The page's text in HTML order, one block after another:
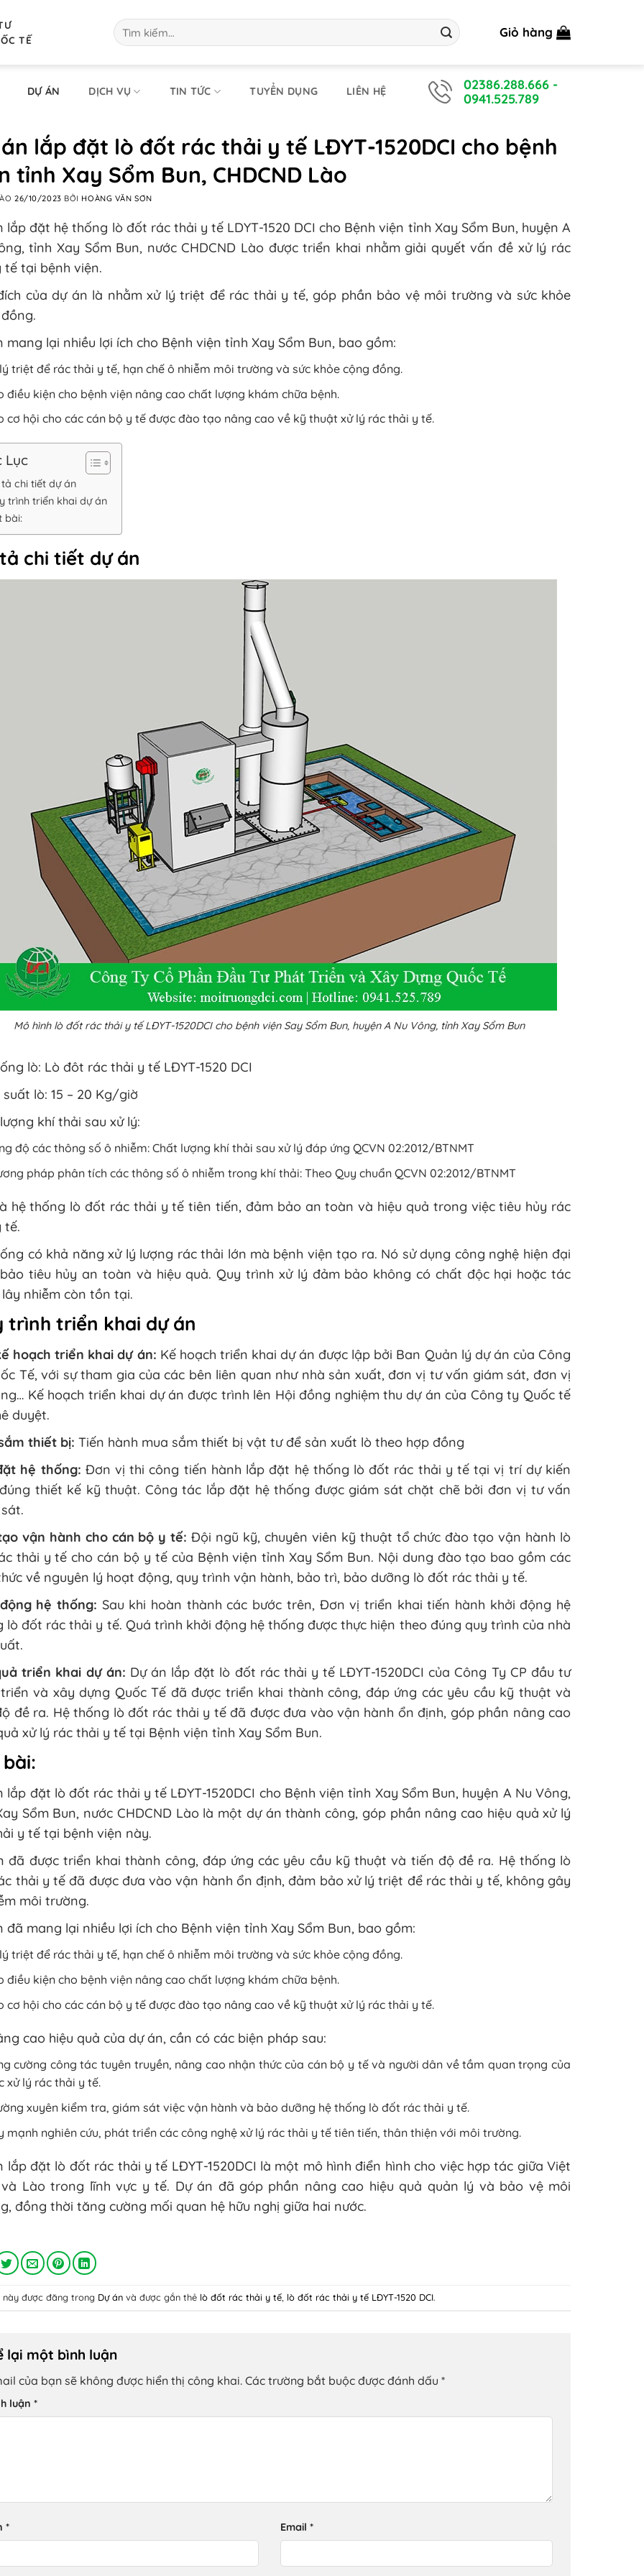
TẾ
Tìm
kiếm:
Giỏ hàng
DỰ ÁN DỊCH VỤ TIN TỨC TUYỂN DỤNG LIÊN HỆ 02386.288.666 -
0941.525.789
lắp đặt lò đốt rác thải y tế LĐYT-1520DCI cho bệnh
tỉnh Xay Sổm Bun, CHDCND Lào
26/10/2023 BỞI HOÀNG VĂN SƠN
lắp đặt hệ thống lò đốt rác thải y tế LDYT-1520 DCI cho Bệnh viện tỉnh Xay Sổm Bun, huyện A
tỉnh Xay Sổm Bun, nước CHDCND Lào được triển khai nhằm giải quyết vấn đề xử lý rác
tế tại bệnh viện.
của dự án là nhằm xử lý triệt để rác thải y tế, góp phần bảo vệ môi trường và sức khỏe
mang lại nhiều lợi ích cho Bệnh viện tỉnh Xay Sổm Bun, bao gồm:
triệt để rác thải y tế, hạn chế ô nhiễm môi trường và sức khỏe cộng đồng.
điều kiện cho bệnh viện nâng cao chất lượng khám chữa bệnh.
cơ hội cho các cán bộ y tế được đào tạo nâng cao về kỹ thuật xử lý rác thải y tế.
Lục
chi tiết dự án
trình triển khai dự án
bài:
chi tiết dự án
Mô hình lò đốt rác thải y tế LĐYT-1520DCI cho bệnh viện Say Sổm Bun, huyện A Nu Vông, tỉnh Xay Sổm Bun
lò: Lò đôt rác thải y tế LĐYT-1520 DCI
suất lò: 15 – 20 Kg/giờ
khí thải sau xử lý:
độ các thông số ô nhiễm: Chất lượng khí thải sau xử lý đáp ứng QCVN 02:2012/BTNMT
pháp phân tích các thông số ô nhiễm trong khí thải: Theo Quy chuẩn QCVN 02:2012/BTNMT
hệ thống lò đốt rác thải y tế tiên tiến, đảm bảo an toàn và hiệu quả trong việc tiêu hủy rác
tế.
có khả năng xử lý lượng rác thải lớn mà bệnh viện tạo ra. Nó sử dụng công nghệ hiện đại
tiêu hủy an toàn và hiệu quả. Quy trình xử lý đảm bảo không có chất độc hại hoặc tác
nhiễm còn tồn tại.
trình triển khai dự án
hoạch triển khai dự án: Kế hoạch triển khai dự án được lập bởi Ban Quản lý dự án của Công
Tế, với sự tham gia của các bên liên quan như nhà sản xuất, đơn vị tư vấn giám sát, đơn vị
Kế hoạch triển khai dự án được trình lên Hội đồng nghiệm thu dự án của Công ty Quốc tế
duyệt.
thiết bị: Tiến hành mua sắm thiết bị vật tư để sản xuất lò theo hợp đồng
hệ thống: Đơn vị thi công tiến hành lắp đặt hệ thống lò đốt rác thải y tế tại vị trí dự kiến
thiết kế kỹ thuật. Công tác lắp đặt hệ thống được giám sát chặt chẽ bởi đơn vị tư vấn
vận hành cho cán bộ y tế: Đội ngũ kỹ, chuyên viên kỹ thuật tổ chức đào tạo vận hành lò
thải y tế cho cán bộ y tế của Bệnh viện tỉnh Xay Sổm Bun. Nội dung đào tạo bao gồm các
về nguyên lý hoạt động, quy trình vận hành, bảo trì, bảo dưỡng lò đốt rác thải y tế.
hệ thống: Sau khi hoàn thành các bước trên, Đơn vị triển khai tiến hành khởi động hệ
lò đốt rác thải y tế. Quá trình khởi động hệ thống được thực hiện theo đúng quy trình của nhà
triển khai dự án: Dự án lắp đặt lò đốt rác thải y tế LĐYT-1520DCI của Công Ty CP đầu tư
và xây dựng Quốc Tế đã được triển khai thành công, đáp ứng các yêu cầu kỹ thuật và
đề ra. Hệ thống lò đốt rác thải y tế đã được đưa vào vận hành ổn định, góp phần nâng cao
xử lý rác thải y tế tại Bệnh viện tỉnh Xay Sổm Bun.
lắp đặt lò đốt rác thải y tế LĐYT-1520DCI cho Bệnh viện tỉnh Xay Sổm Bun, huyện A Nu Vông,
Sổm Bun, nước CHDCND Lào là một dự án thành công, góp phần nâng cao hiệu quả xử lý
y tế tại bệnh viện này.
đã được triển khai thành công, đáp ứng các yêu cầu kỹ thuật và tiến độ đề ra. Hệ thống lò
thải y tế đã được đưa vào vận hành ổn định, đảm bảo xử lý triệt để rác thải y tế, không gây
môi trường.
đã mang lại nhiều lợi ích cho Bệnh viện tỉnh Xay Sổm Bun, bao gồm:
triệt để rác thải y tế, hạn chế ô nhiễm môi trường và sức khỏe cộng đồng.
điều kiện cho bệnh viện nâng cao chất lượng khám chữa bệnh.
cơ hội cho các cán bộ y tế được đào tạo nâng cao về kỹ thuật xử lý rác thải y tế.
cao hiệu quả của dự án, cần có các biện pháp sau:
cường công tác tuyên truyền, nâng cao nhận thức của cán bộ y tế và người dân về tầm quan trọng của
xử lý rác thải y tế.
xuyên kiểm tra, giám sát việc vận hành và bảo dưỡng hệ thống lò đốt rác thải y tế.
mạnh nghiên cứu, phát triển các công nghệ xử lý rác thải y tế tiên tiến, thân thiện với môi trường.
lắp đặt lò đốt rác thải y tế LĐYT-1520DCI là một mô hình điển hình cho việc hợp tác giữa Việt
Lào trong lĩnh vực y tế. Dự án đã góp phần nâng cao hiệu quả quản lý và bảo vệ môi
đồng thời tăng cường mối quan hệ hữu nghị giữa hai nước.
này được đăng trong Dự án và được gắn thẻ lò đốt rác thải y tế lò đốt rác thải y tế LĐYT-1520 DCI.
lại một bình luận
của bạn sẽ không được hiển thị công khai. Các trường bắt buộc được đánh dấu *
luận *
* Email *